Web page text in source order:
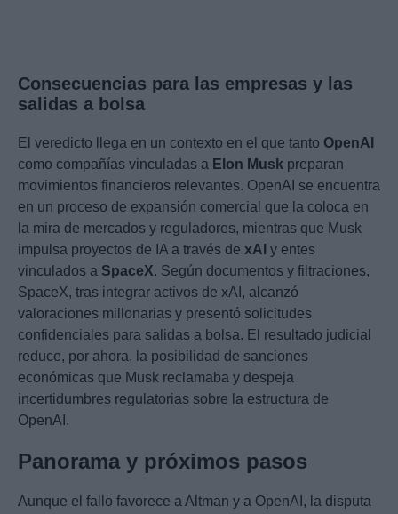
Consecuencias para las empresas y las
salidas a bolsa
El veredicto llega en un contexto en el que tanto OpenAI
como compañías vinculadas a Elon Musk preparan
movimientos financieros relevantes. OpenAI se encuentra
en un proceso de expansión comercial que la coloca en
la mira de mercados y reguladores, mientras que Musk
impulsa proyectos de IA a través de xAI y entes
vinculados a SpaceX. Según documentos y filtraciones,
SpaceX, tras integrar activos de xAI, alcanzó
valoraciones millonarias y presentó solicitudes
confidenciales para salidas a bolsa. El resultado judicial
reduce, por ahora, la posibilidad de sanciones
económicas que Musk reclamaba y despeja
incertidumbres regulatorias sobre la estructura de
OpenAI.
Panorama y próximos pasos
Aunque el fallo favorece a Altman y a OpenAI, la disputa